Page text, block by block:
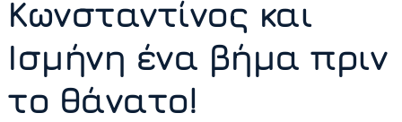
Κωνσταντίνος και
Ισμήνη ένα βήμα πριν
το θάνατο!